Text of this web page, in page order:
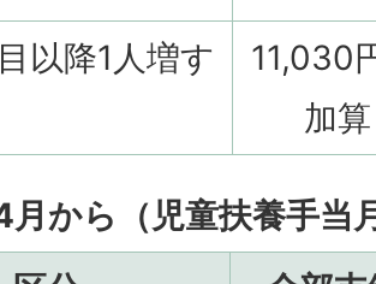
以降1人増す
11,030
加算
から（児童扶養手当